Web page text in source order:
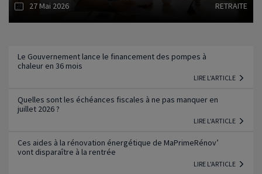
27 Mai 2026 RETRAITE
Le Gouvernement lance le financement des pompes à
chaleur en 36 mois
LIRE L'ARTICLE
Quelles sont les échéances fiscales à ne pas manquer en
juillet 2026 ?
LIRE L'ARTICLE
Ces aides à la rénovation énergétique de MaPrimeRénov’
vont disparaître à la rentrée
LIRE L'ARTICLE